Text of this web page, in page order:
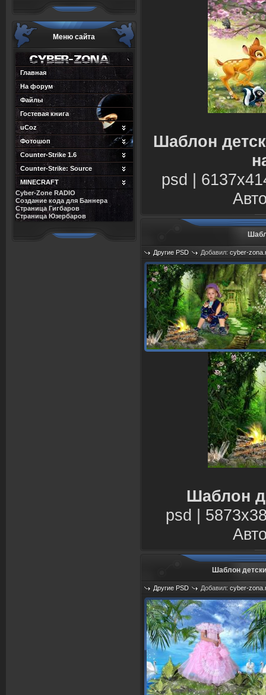
Меню сайта
Главная
На форум
Файлы
Гостевая книга
uCoz
Фотошоп
Counter-Strike 1.6
Counter-Strike: Source
MINECRAFT
Cyber-Zone RADIO
Создание кода для Баннера
Страница Гигбаров
Страница Юзербаров
Шаблон
psd |
Другие PSD Добавил: cyber-
Просмотров: 1435
Шаблон
psd |
Шаблон
Другие PSD Добавил: cyber-
Просмотров: 1265